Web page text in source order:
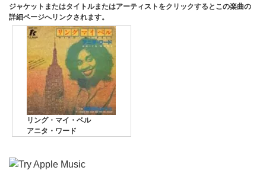
ジャケットまたはタイトルまたはアーティストをクリックするとこの楽曲の
詳細ページへリンクされます。
リング・マイ・ベル
アニタ・ワード